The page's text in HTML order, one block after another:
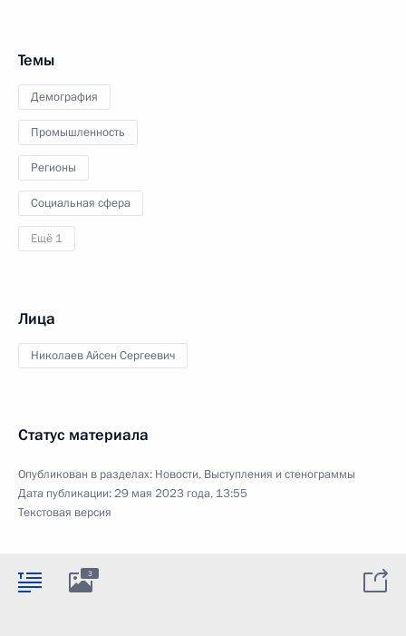
Темы
Демография
Промышленность
Регионы
Социальная сфера
Ещё 1
Лица
Николаев Айсен Сергеевич
Статус материала
Опубликован в разделах: Новости, Выступления и стенограммы
Дата публикации:29 мая 2023 года, 13:55
Текстовая версия
3